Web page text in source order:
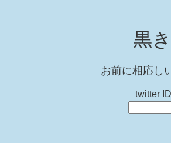
黒
お前に相応し
twitter